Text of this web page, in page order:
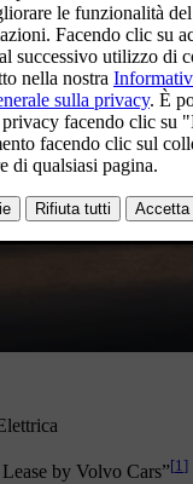
by Volvo Cars”[1]